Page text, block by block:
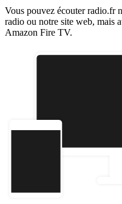
Vous pouvez écouter radio.fr
radio ou notre site web, mais
Amazon Fire TV.